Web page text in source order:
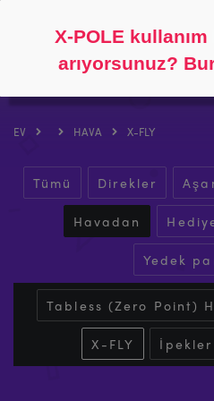
EV HAVA X-FLY
Tümü Direkler
Havadan
Yedek
Tabless (Zero Point)
X-FLY İpekler
X-POLE
arıyorsunuz?